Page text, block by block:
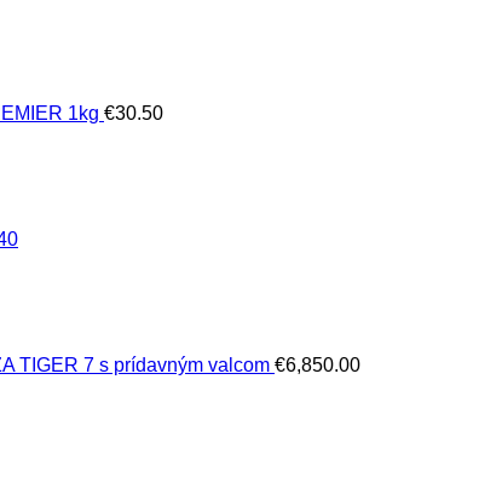
1kg €30.50
TIGER 7 s prídavným valcom €6,850.00